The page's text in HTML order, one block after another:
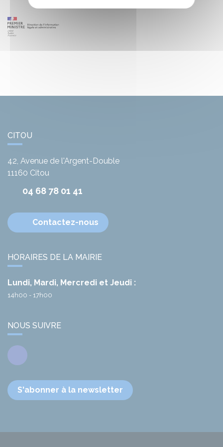
CITOU
42, Avenue de l'Argent-Double
11160 Citou
04 68 78 01 41
Contactez-nous
HORAIRES DE LA MAIRIE
Lundi, Mardi, Mercredi et Jeudi :
14h00 - 17h00
NOUS SUIVRE
Facebook
S'abonner à la newsletter